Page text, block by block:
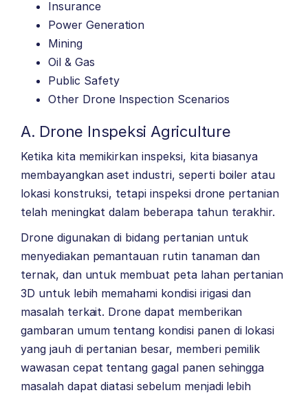
Insurance
Power Generation
Mining
Oil & Gas
Public Safety
Other Drone Inspection Scenarios
A. Drone Inspeksi Agriculture
Ketika kita memikirkan inspeksi, kita biasanya
membayangkan aset industri, seperti boiler atau
lokasi konstruksi, tetapi inspeksi drone pertanian
telah meningkat dalam beberapa tahun terakhir.
Drone digunakan di bidang pertanian untuk
menyediakan pemantauan rutin tanaman dan
ternak, dan untuk membuat peta lahan pertanian
3D untuk lebih memahami kondisi irigasi dan
masalah terkait. Drone dapat memberikan
gambaran umum tentang kondisi panen di lokasi
yang jauh di pertanian besar, memberi pemilik
wawasan cepat tentang gagal panen sehingga
masalah dapat diatasi sebelum menjadi lebih